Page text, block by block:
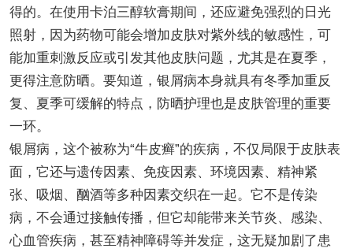
得的。在使用卡泊三醇软膏期间，还应避免强烈的日光
照射，因为药物可能会增加皮肤对紫外线的敏感性，可
能加重刺激反应或引发其他皮肤问题，尤其是在夏季，
更得注意防晒。要知道，银屑病本身就具有冬季加重反
复、夏季可缓解的特点，防晒护理也是皮肤管理的重要
一环。
银屑病，这个被称为“牛皮癣”的疾病，不仅局限于皮肤表
面，它还与遗传因素、免疫因素、环境因素、精神紧
张、吸烟、酗酒等多种因素交织在一起。它不是传染
病，不会通过接触传播，但它却能带来关节炎、感染、
心血管疾病，甚至精神障碍等并发症，这无疑加剧了患